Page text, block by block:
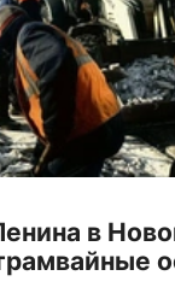
в